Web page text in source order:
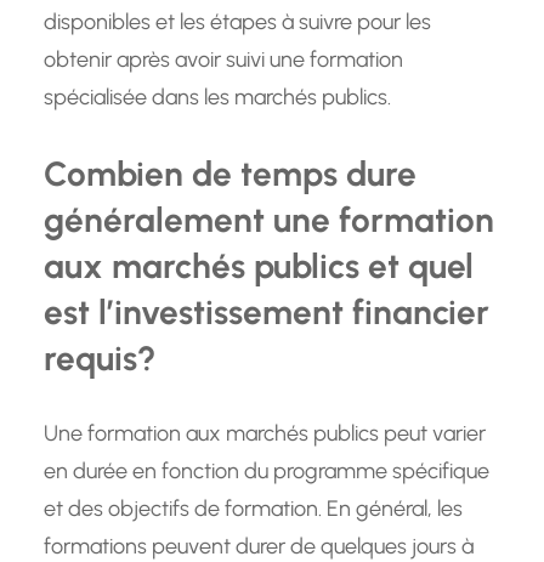
disponibles et les étapes à suivre pour les
obtenir après avoir suivi une formation
spécialisée dans les marchés publics.
Combien de temps dure
généralement une formation
aux marchés publics et quel
est l’investissement financier
requis?
Une formation aux marchés publics peut varier
en durée en fonction du programme spécifique
et des objectifs de formation. En général, les
formations peuvent durer de quelques jours à